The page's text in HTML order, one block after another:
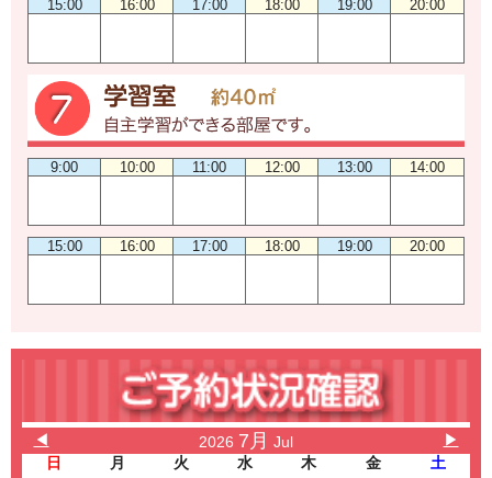
15:00 16:00 17:00 18:00 19:00 20:00
9:00 10:00 11:00 12:00 13:00 14:00
15:00 16:00 17:00 18:00 19:00 20:00
◀ 2026 7月 Jul
▶
日
月 火 水 木 金
土